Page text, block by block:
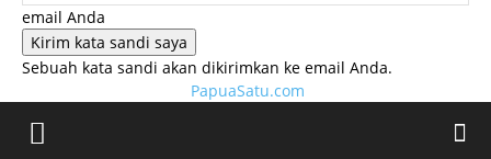
email Anda
Sebuah kata sandi akan dikirimkan ke email Anda.
PapuaSatu.com